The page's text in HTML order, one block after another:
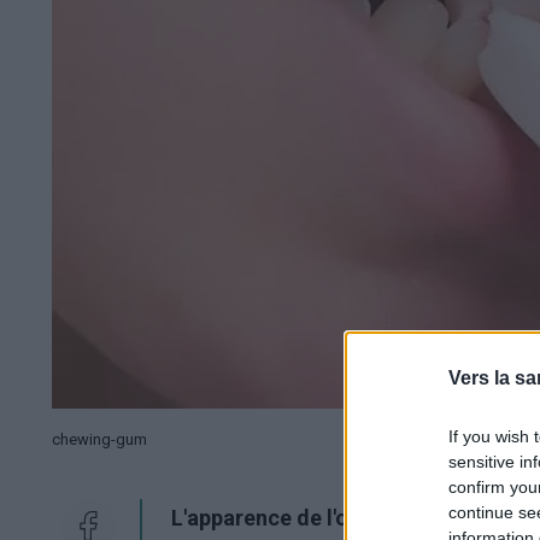
Vers la
If you wish
sensitive
confirm
continue
chewing-gum
L'apparence de l'occlusion peut-